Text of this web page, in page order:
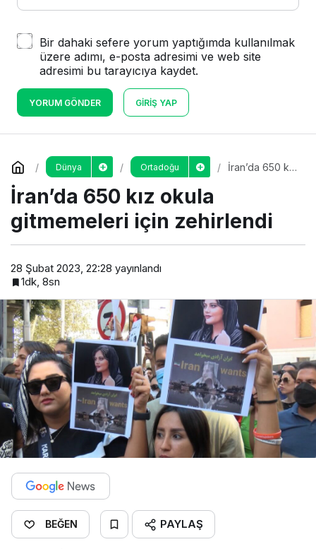
Bir dahaki sefere yorum yaptığımda kullanılmak
üzere adımı, e-posta adresimi ve web site
adresimi bu tarayıcıya kaydet.
YORUM GÖNDER GIRIŞ YAP
Dünya Ortadoğu
İran’da 650 kız
İran’da 650 kız okula
gitmemeleri için zehirlendi
28 Şubat 2023, 22:28 yayınlandı
1dk, 8sn
BEĞEN PAYLAŞ